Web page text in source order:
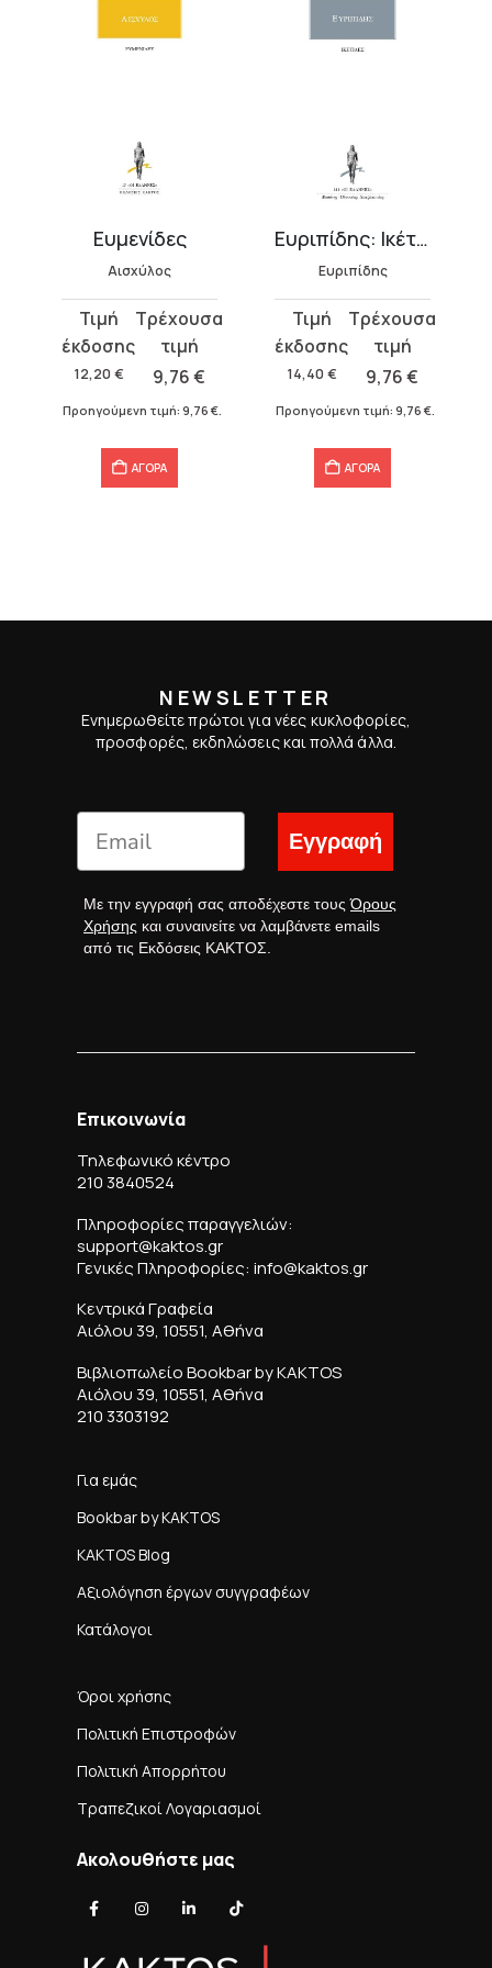
Ευμενίδες
Αισχύλος
12,20 €
Original
price
was:
12,20 €.
9,76€
τρέχουσα
τιμή
είναι:
Προηγούμενη τιμή: 9,76 €.
ΑΓΟΡΑ
Ευριπίδης: Ικέτιδες
Ευριπίδης
14,40 €
Original
price
was:
14,40 €.
9,76€
τρέχουσα
τιμή
είναι:
Προηγούμενη τιμή: 9,76 €.
ΑΓΟΡΑ
NEWSLETTER
Ενημερωθείτε πρώτοι για νέες κυκλοφορίες,
προσφορές, εκδηλώσεις και πολλά άλλα.
Εγγραφή
Με την εγγραφή σας αποδέχεστε τουςΌρους
Χρήσης και συναινείτε να λαμβάνετε emails
από τις Εκδόσεις ΚΑΚΤΟΣ.
Επικοινωνία
Τηλεφωνικό κέντρο
210 3840524
Πληροφορίες παραγγελιών:
support@kaktos.gr
Γενικές Πληροφορίες: info@kaktos.gr
Κεντρικά Γραφεία
Αιόλου 39, 10551, Αθήνα
Βιβλιοπωλείο Bookbar by KAKTOS
Αιόλου 39, 10551, Αθήνα
210 3303192
Για εμάς
Bookbar by KAKTOS
KAKTOS Blog
Αξιολόγηση έργων συγγραφέων
Κατάλογοι
Όροι χρήσης
Πολιτική Επιστροφών
Πολιτική Απορρήτου
Τραπεζικοί Λογαριασμοί
Ακολουθήστε μας